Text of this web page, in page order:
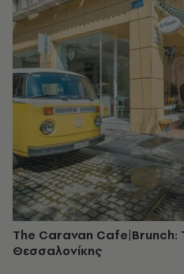
The Caravan Cafe|Brunch:
Θεσσαλονίκης